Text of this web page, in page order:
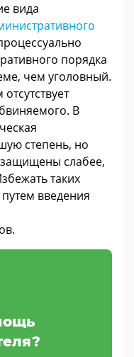
вида
порядка
чем уголовный.
В
степень, но
слабее,
таких
введения